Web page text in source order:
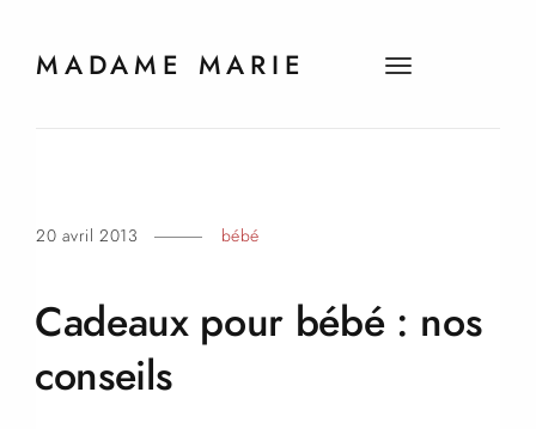
MADAME MARIE
i
20 avril 2013 bébé
Cadeaux pour bébé : nos
conseils